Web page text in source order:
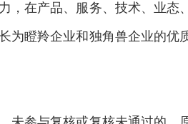
在产品、服务、技术、业态
为瞪羚企业和独角兽企业的优